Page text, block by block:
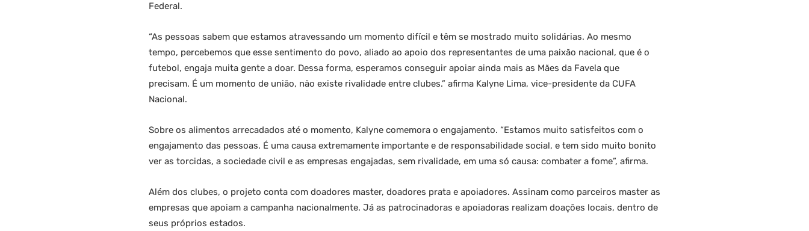
Federal.
“As pessoas sabem que estamos atravessando um momento difícil e têm se mostrado muito solidárias. Ao mesmo
tempo, percebemos que esse sentimento do povo, aliado ao apoio dos representantes de uma paixão nacional, que é o
futebol, engaja muita gente a doar. Dessa forma, esperamos conseguir apoiar ainda mais as Mães da Favela que
precisam. É um momento de união, não existe rivalidade entre clubes.” afirma Kalyne Lima, vice-presidente da CUFA
Nacional.
Sobre os alimentos arrecadados até o momento, Kalyne comemora o engajamento. “Estamos muito satisfeitos com o
engajamento das pessoas. É uma causa extremamente importante e de responsabilidade social, e tem sido muito bonito
ver as torcidas, a sociedade civil e as empresas engajadas, sem rivalidade, em uma só causa: combater a fome”, afirma.
Além dos clubes, o projeto conta com doadores master, doadores prata e apoiadores. Assinam como parceiros master as
empresas que apoiam a campanha nacionalmente. Já as patrocinadoras e apoiadoras realizam doações locais, dentro de
seus próprios estados.